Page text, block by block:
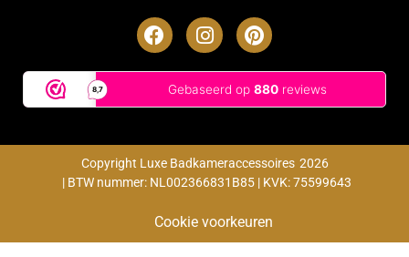
Copyright Luxe Badkameraccessoires 2026
| BTW nummer: NL002366831B85 | KVK: 75599643
Cookie voorkeuren